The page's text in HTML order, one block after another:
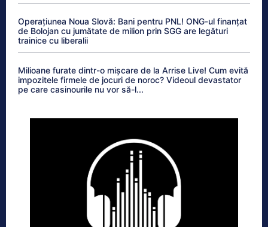
Operațiunea Noua Slovă: Bani pentru PNL! ONG-ul finanțat
de Bolojan cu jumătate de milion prin SGG are legături
trainice cu liberalii
Milioane furate dintr-o mișcare de la Arrise Live! Cum evită
impozitele firmele de jocuri de noroc? Videoul devastator
pe care casinourile nu vor să-l...